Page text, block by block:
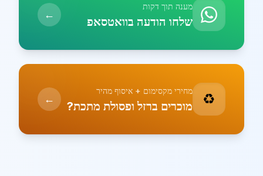
מענה תוך דקות
שלחו הודעה בוואטסאפ ←
♻️ מחירי מקסימום + איסוף מהיר
מוכרים ברזל ופסולת מתכת? ←